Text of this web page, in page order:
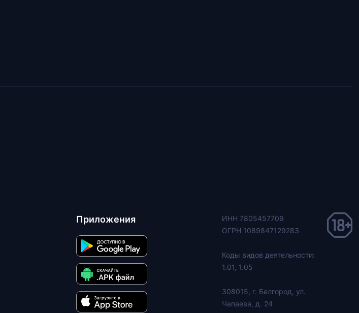
Приложения
ИНН 7805457709
ОГРН 1089847129283
Коды видов деятельности:
1.01, 1.05
308015, г. Белгород, ул.
Чапаева, д. 24